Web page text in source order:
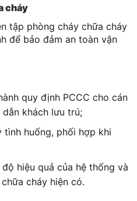
cháy
tập phòng cháy chữa cháy
để bảo đảm an toàn vận
quy định PCCC cho cán
khách lưu trú;
tình huống, phối hợp khi
hiệu quả của hệ thống và
cháy hiện có.